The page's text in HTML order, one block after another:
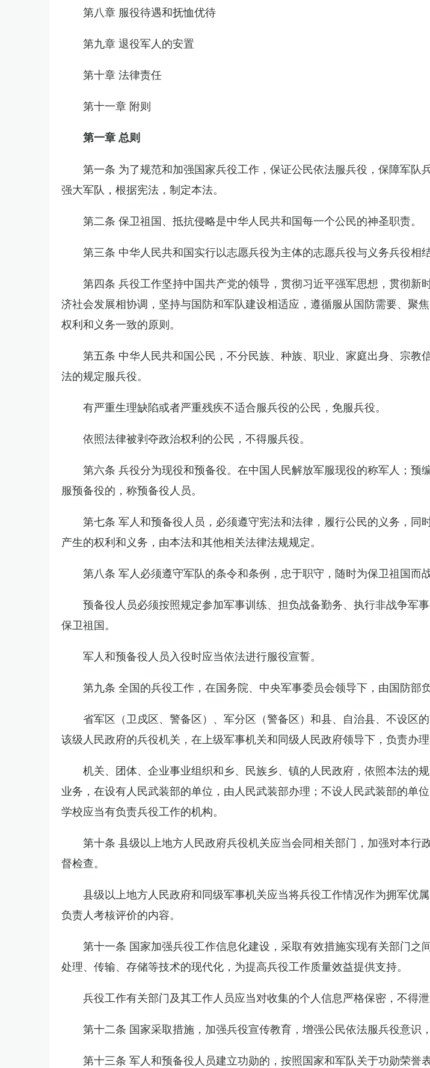
第八章 服役待遇和抚恤优待
第九章 退役军人的安置
第十章 法律责任
第十一章 附则
第一章 总则
第一条 为了规范和加强国家兵役工作，保证公民依法服兵役，保障军队
强大军队，根据宪法，制定本法。
第二条 保卫祖国、抵抗侵略是中华人民共和国每一个公民的神圣职责。
第三条 中华人民共和国实行以志愿兵役为主体的志愿兵役与义务兵役相
第四条 兵役工作坚持中国共产党的领导，贯彻习近平强军思想，贯彻新
济社会发展相协调，坚持与国防和军队建设相适应，遵循服从国防需要、聚
权利和义务一致的原则。
第五条 中华人民共和国公民，不分民族、种族、职业、家庭出身、宗教
法的规定服兵役。
有严重生理缺陷或者严重残疾不适合服兵役的公民，免服兵役。
依照法律被剥夺政治权利的公民，不得服兵役。
第六条 兵役分为现役和预备役。在中国人民解放军服现役的称军人；预
服预备役的，称预备役人员。
第七条 军人和预备役人员，必须遵守宪法和法律，履行公民的义务，同
产生的权利和义务，由本法和其他相关法律法规规定。
第八条 军人必须遵守军队的条令和条例，忠于职守，随时为保卫祖国而战
预备役人员必须按照规定参加军事训练、担负战备勤务、执行非战争军
保卫祖国。
军人和预备役人员入役时应当依法进行服役宣誓。
第九条 全国的兵役工作，在国务院、中央军事委员会领导下，由国防部负
省军区（卫戍区、警备区）、军分区（警备区）和县、自治县、不设区
该级人民政府的兵役机关，在上级军事机关和同级人民政府领导下，负责办理
机关、团体、企业事业组织和乡、民族乡、镇的人民政府，依照本法的
业务，在设有人民武装部的单位，由人民武装部办理；不设人民武装部的单
学校应当有负责兵役工作的机构。
第十条 县级以上地方人民政府兵役机关应当会同相关部门，加强对本行
督检查。
县级以上地方人民政府和同级军事机关应当将兵役工作情况作为拥军优
负责人考核评价的内容。
第十一条 国家加强兵役工作信息化建设，采取有效措施实现有关部门之
处理、传输、存储等技术的现代化，为提高兵役工作质量效益提供支持。
兵役工作有关部门及其工作人员应当对收集的个人信息严格保密，不得泄
第十二条 国家采取措施，加强兵役宣传教育，增强公民依法服兵役意识
第十三条 军人和预备役人员建立功勋的，按照国家和军队关于功勋荣誉